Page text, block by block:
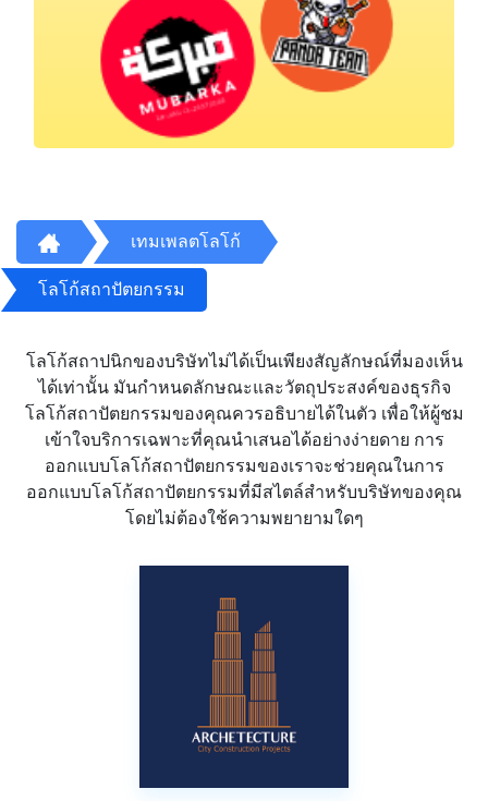
เทมเพลตโลโก้
โลโก้สถาปัตยกรรม
โลโก้สถาปนิกของบริษัทไม่ได้เป็นเพียงสัญลักษณ์ที่มองเห็น
ได้เท่านั้น มันกำหนดลักษณะและวัตถุประสงค์ของธุรกิจ
โลโก้สถาปัตยกรรมของคุณควรอธิบายได้ในตัว เพื่อให้ผู้ชม
เข้าใจบริการเฉพาะที่คุณนำเสนอได้อย่างง่ายดาย การ
ออกแบบโลโก้สถาปัตยกรรมของเราจะช่วยคุณในการ
ออกแบบโลโก้สถาปัตยกรรมที่มีสไตล์สำหรับบริษัทของคุณ
โดยไม่ต้องใช้ความพยายามใดๆ